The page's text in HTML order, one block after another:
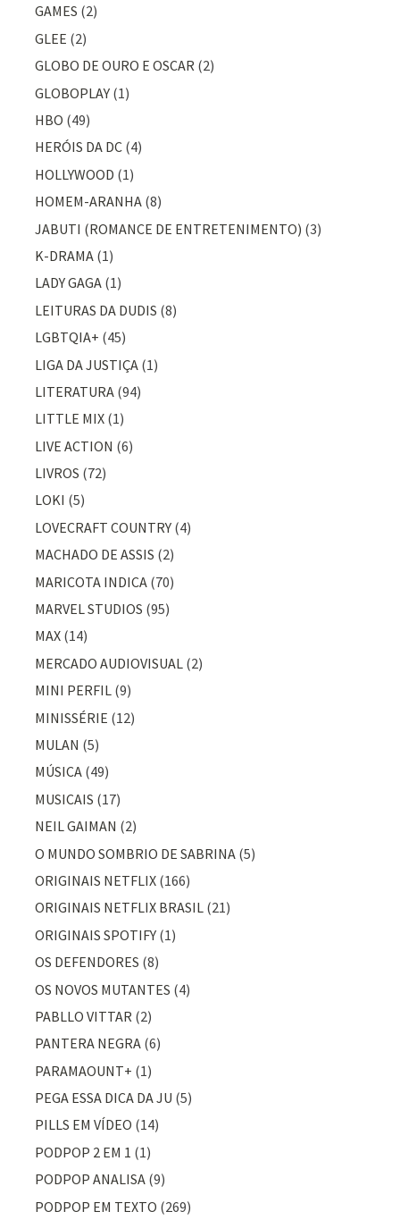
GAMES (2)
GLEE (2)
GLOBO DE OURO E OSCAR (2)
GLOBOPLAY (1)
HBO (49)
HERÓIS DA DC (4)
HOLLYWOOD (1)
HOMEM-ARANHA (8)
JABUTI (ROMANCE DE ENTRETENIMENTO) (3)
K-DRAMA (1)
LADY GAGA (1)
LEITURAS DA DUDIS (8)
LGBTQIA+ (45)
LIGA DA JUSTIÇA (1)
LITERATURA (94)
LITTLE MIX (1)
LIVE ACTION (6)
LIVROS (72)
LOKI (5)
LOVECRAFT COUNTRY (4)
MACHADO DE ASSIS (2)
MARICOTA INDICA (70)
MARVEL STUDIOS (95)
MAX (14)
MERCADO AUDIOVISUAL (2)
MINI PERFIL (9)
MINISSÉRIE (12)
MULAN (5)
MÚSICA (49)
MUSICAIS (17)
NEIL GAIMAN (2)
O MUNDO SOMBRIO DE SABRINA (5)
ORIGINAIS NETFLIX (166)
ORIGINAIS NETFLIX BRASIL (21)
ORIGINAIS SPOTIFY (1)
OS DEFENDORES (8)
OS NOVOS MUTANTES (4)
PABLLO VITTAR (2)
PANTERA NEGRA (6)
PARAMAOUNT+ (1)
PEGA ESSA DICA DA JU (5)
PILLS EM VÍDEO (14)
PODPOP 2 EM 1 (1)
PODPOP ANALISA (9)
PODPOP EM TEXTO (269)